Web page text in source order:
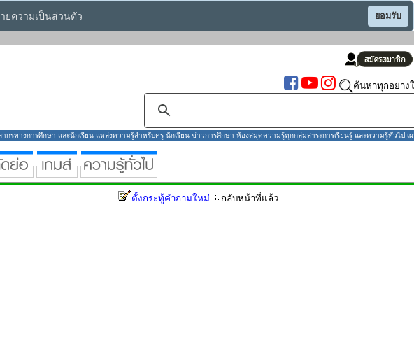
ยความเป็นส่วนตัว ยอมรับ
ค้นหาทุกอย่าง
กรทางการศึกษา และนักเรียน แหล่งความรู้สำหรับครู นักเรียน ข่าวการศึกษา ห้องสมุดความรู้ทุกกลุ่มสาระการเรียนรู้ และความรู้ทั่วไป เ
ตั้งกระทู้คำถามใหม่ กลับหน้าที่แล้ว